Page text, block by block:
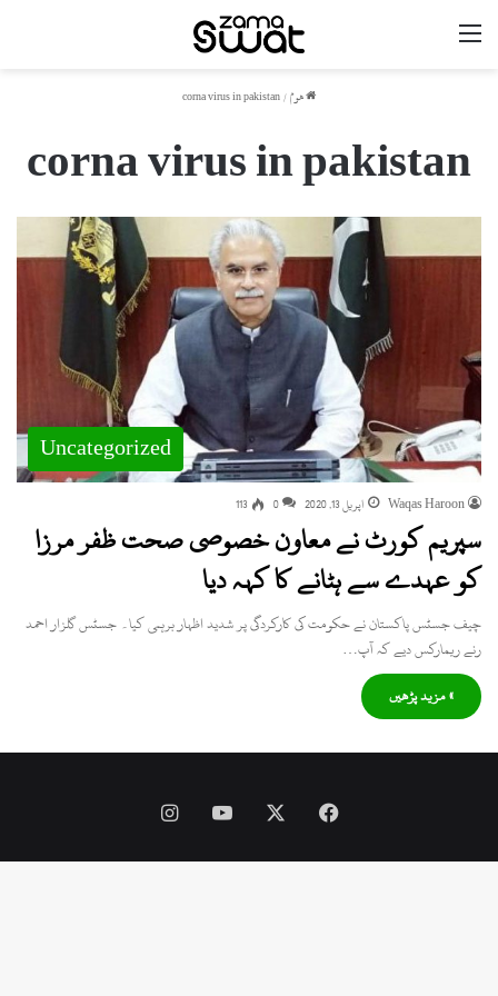
ھوم/
corna virus in pakistan
corna virus in pakistan
Uncategorized
Waqas Haroon اپریل 13, 2020 0
113
سپریم کورٹ نے معاون خصوصی صحت ظفر مرزا
کو عہدے سے ہٹانے کا کہہ دیا
چیف جسٹس پاکستان نے حکومت کی کارکردگی پر شدید اظہار برہمی کیا۔ جسٹس گلزار احمد
رنے ریمارکس دیے کہ آپ…
» مزید پڑھیں
Facebook
YouTube